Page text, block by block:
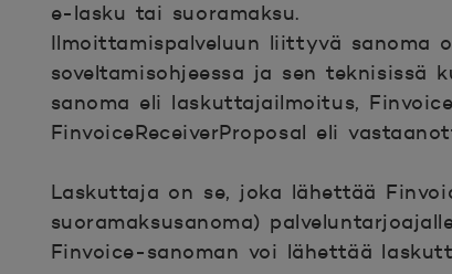
e-lasku tai suoramaksu.
Ilmoittamispalveluun liittyvä sanoma
soveltamisohjeessa ja sen teknisissä
sanoma eli laskuttajailmoitus,
FinvoiceReceiverProposal eli
Laskuttaja on se, joka lähettää
suoramaksusanoma)
Finvoice-sanoman voi lähettää